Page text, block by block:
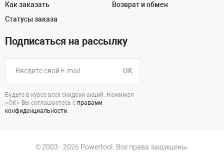
Как заказать
Статусы заказа
Возврат и обмен
Подписаться на рассылку
OK
Будьте в курсе всех скидоки акций. Нажимая
«ОК» Вы соглашаетесь с правами
конфиденциальности.
© 2003 - 2026 Powertool. Все права защищены.